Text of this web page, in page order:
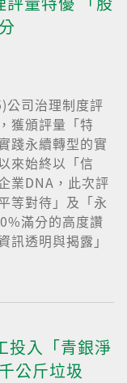
公司治理制度評
獲頒評量「特
踐永續轉型的實
來始終以「信
業DNA，此次評
等對待」及「永
滿分的高度讚
透明與揭露」
投入「青銀淨
公斤垃圾